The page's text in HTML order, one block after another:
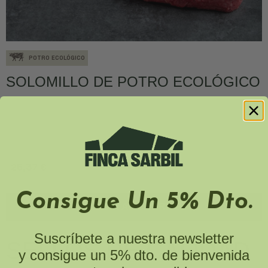
POTRO ECOLÓGICO
SOLOMILLO DE POTRO ECOLÓGICO
AÑADIR AL CARRITO
SELLOS DE CALIDAD
Consigue Un 5% Dto.
Suscríbete a nuestra newsletter
y consigue un 5% dto. de bienvenida